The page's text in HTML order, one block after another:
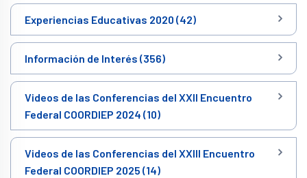
Experiencias Educativas 2020 (42)
Información de Interés (356)
Videos de las Conferencias del XXII Encuentro
Federal COORDIEP 2024 (10)
Videos de las Conferencias del XXIII Encuentro
Federal COORDIEP 2025 (14)